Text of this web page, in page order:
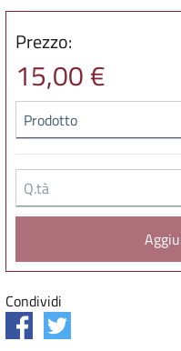
Prezzo:
15,00 €
Prodotto
Q.tà
Condividi